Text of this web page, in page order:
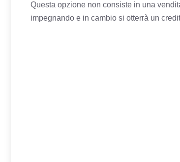
Questa opzione non consiste in una
impegnando e in cambio si otterrà un